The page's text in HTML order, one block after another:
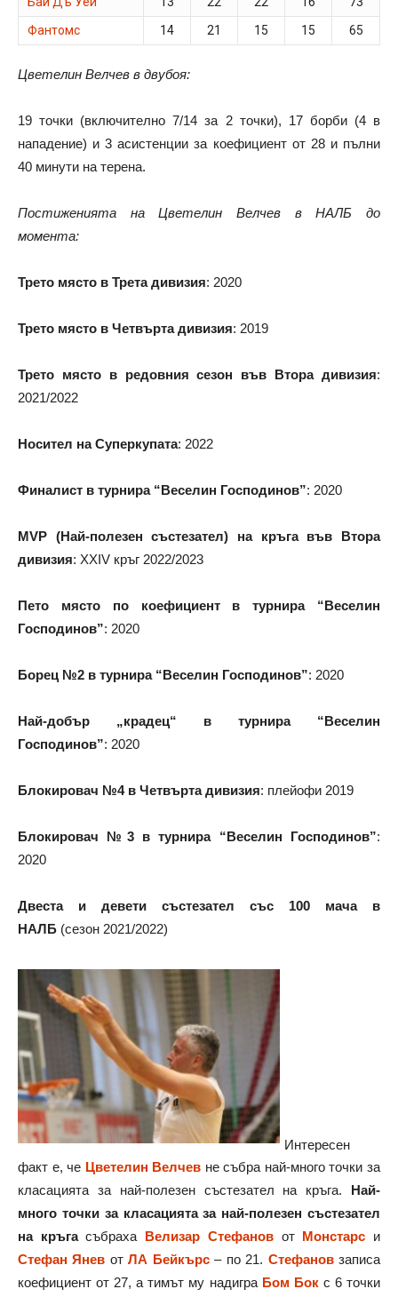
Фантомс
14 21 15 15 65
Цветелин Велчев в двубоя:
19 точки (включително 7/14 за 2 точки), 17 борби (4 в
нападение) и 3 асистенции за коефициент от 28 и пълни
40 минути на терена.
Постиженията на Цветелин Велчев в НАЛБ до
момента:
Трето място в Трета дивизия: 2020
Трето място в Четвърта дивизия: 2019
Трето място в редовния сезон във Втора дивизия:
2021/2022
Носител на Суперкупата: 2022
Финалист в турнира “Веселин Господинов”: 2020
MVP (Най-полезен състезател) на кръга във Втора
дивизия: XXIV кръг 2022/2023
Пето място по коефициент в турнира “Веселин
Господинов”: 2020
Борец №2 в турнира “Веселин Господинов”: 2020
Най-добър „крадец“ в турнира “Веселин
Господинов”: 2020
Блокировач №4 в Четвърта дивизия: плейофи 2019
Блокировач №3 в турнира “Веселин Господинов”:
2020
Двеста и девети състезател със 100 мача в
НАЛБ (сезон 2021/2022)
Интересен
факт е, че Цветелин Велчев не събра най-много точки за
класацията за най-полезен състезател на кръга. Най-
много точки за класацията за най-полезен състезател
на кръгасъбраха Велизар Стефановот Монстарс и
Стефан Янев отЛА Бейкърс– по 21. Стефановзаписа
коефициент от 27, а тимът му надигра Бом Бокс 6 точки